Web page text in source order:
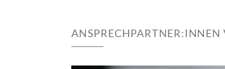
ANSPRECHPARTNER:INNEN